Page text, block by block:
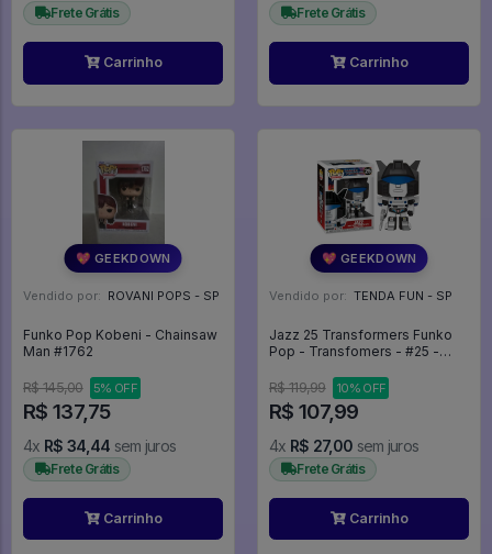
Frete Grátis
Carrinho
Frete Grátis
Carrinho
💖 GEEKDOWN
Vendido por: ROVANI POPS - SP
Funko Pop Kobeni - Chainsaw
Man #1762
R$ 145,00 5% OFF
R$ 137,75
4x R$ 34,44 sem juros
Frete Grátis
Carrinho
💖 GEEKDOWN
Vendido por: TENDA FUN - SP
Jazz 25 Transformers Funko
Pop - Transfomers - #25 -
#25
R$ 119,99 10% OFF
R$ 107,99
4x R$ 27,00 sem juros
Frete Grátis
Carrinho